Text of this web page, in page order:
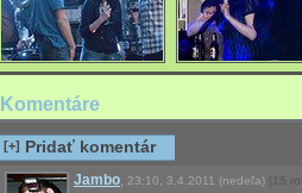
Komentáre
[+] Pridať komentár
Jambo 23:10, 3.4.2011 (nedeľa) [15